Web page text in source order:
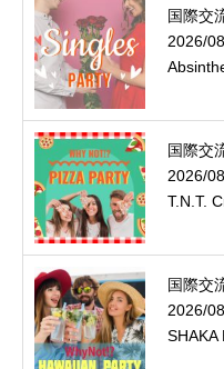
国際交
2026/
国際交
2026/
T.N.T.
国際交
2026/
SHAKA